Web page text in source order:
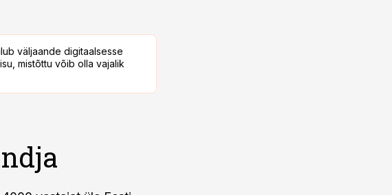
väljaande digitaalsesse
mistõttu võib olla vajalik